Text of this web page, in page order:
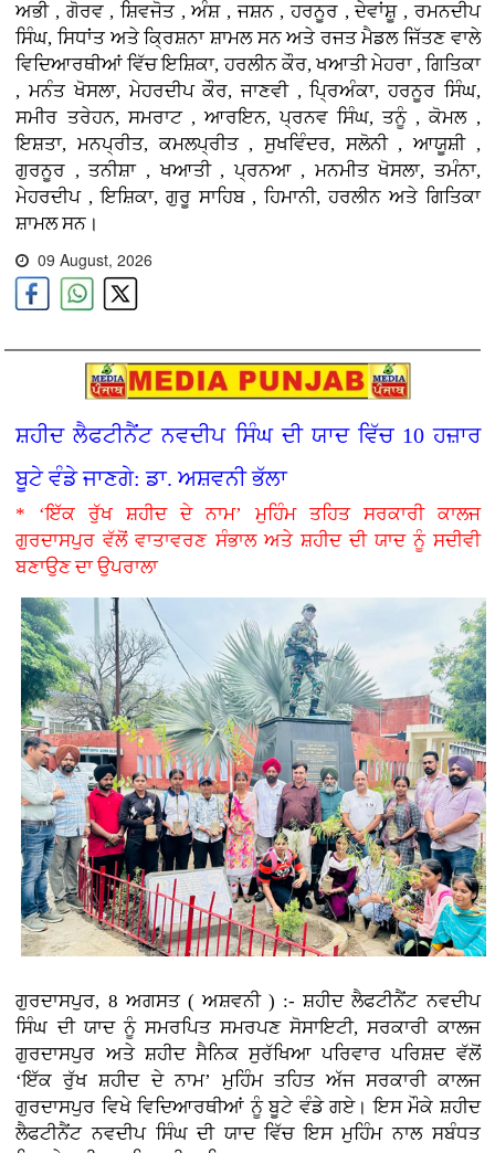
ਅਭੀ , ਗੋਰਵ , ਸ਼ਿਵਜੋਤ , ਅੰਸ਼ , ਜਸ਼ਨ , ਹਰਨੂਰ , ਦੇਵਾਂਸ਼ੂ , ਰਮਨਦੀਪ
ਸਿੰਘ, ਸਿਧਾਂਤ ਅਤੇ ਕ੍ਰਿਸ਼ਨਾ ਸ਼ਾਮਲ ਸਨ ਅਤੇ ਰਜਤ ਮੈਡਲ ਜਿੱਤਣ ਵਾਲੇ
ਵਿਦਿਆਰਥੀਆਂ ਵਿੱਚ ਇਸ਼ਿਕਾ, ਹਰਲੀਨ ਕੌਰ, ਖਆਤੀ ਮੇਹਰਾ , ਗਿਤਿਕਾ
, ਮਨੰਤ ਖੋਸਲਾ, ਮੇਹਰਦੀਪ ਕੌਰ, ਜਾਣਵੀ , ਪ੍ਰਿਅੰਕਾ, ਹਰਨੂਰ ਸਿੰਘ,
ਸਮੀਰ ਤਰੇਹਨ, ਸਮਰਾਟ , ਆਰਇਨ, ਪ੍ਰਨਵ ਸਿੰਘ, ਤਨੂੰ , ਕੋਮਲ ,
ਇਸ਼ਤਾ, ਮਨਪ੍ਰੀਤ, ਕਮਲਪ੍ਰੀਤ , ਸੁਖਵਿੰਦਰ, ਸਲੋਨੀ , ਆਯੂਸ਼ੀ ,
ਗੁਰਨੂਰ , ਤਨੀਸ਼ਾ , ਖਆਤੀ , ਪ੍ਰਨਆ , ਮਨਮੀਤ ਖੋਸਲਾ, ਤਮੰਨਾ,
ਮੇਹਰਦੀਪ , ਇਸ਼ਿਕਾ, ਗੁਰੂ ਸਾਹਿਬ , ਹਿਮਾਨੀ, ਹਰਲੀਨ ਅਤੇ ਗਿਤਿਕਾ
ਸ਼ਾਮਲ ਸਨ।
09 August, 2026
ਸ਼ਹੀਦ ਲੈਫਟੀਨੈਂਟ ਨਵਦੀਪ ਸਿੰਘ ਦੀ ਯਾਦ ਵਿੱਚ 10 ਹਜ਼ਾਰ
ਬੂਟੇ ਵੰਡੇ ਜਾਣਗੇ: ਡਾ. ਅਸ਼ਵਨੀ ਭੱਲਾ
* ‘ਇੱਕ ਰੁੱਖ ਸ਼ਹੀਦ ਦੇ ਨਾਮ’ ਮੁਹਿੰਮ ਤਹਿਤ ਸਰਕਾਰੀ ਕਾਲਜ
ਗੁਰਦਾਸਪੁਰ ਵੱਲੋਂ ਵਾਤਾਵਰਣ ਸੰਭਾਲ ਅਤੇ ਸ਼ਹੀਦ ਦੀ ਯਾਦ ਨੂੰ ਸਦੀਵੀ
ਬਣਾਉਣ ਦਾ ਉਪਰਾਲਾ
ਗੁਰਦਾਸਪੁਰ, 8 ਅਗਸਤ ( ਅਸ਼ਵਨੀ ) :-ਸ਼ਹੀਦ ਲੈਫਟੀਨੈਂਟ ਨਵਦੀਪ
ਸਿੰਘ ਦੀ ਯਾਦ ਨੂੰ ਸਮਰਪਿਤ ਸਮਰਪਣ ਸੋਸਾਇਟੀ, ਸਰਕਾਰੀ ਕਾਲਜ
ਗੁਰਦਾਸਪੁਰ ਅਤੇ ਸ਼ਹੀਦ ਸੈਨਿਕ ਸੁਰੱਖਿਆ ਪਰਿਵਾਰ ਪਰਿਸ਼ਦ ਵੱਲੋਂ
‘ਇੱਕ ਰੁੱਖ ਸ਼ਹੀਦ ਦੇ ਨਾਮ’ ਮੁਹਿੰਮ ਤਹਿਤ ਅੱਜ ਸਰਕਾਰੀ ਕਾਲਜ
ਗੁਰਦਾਸਪੁਰ ਵਿਖੇ ਵਿਦਿਆਰਥੀਆਂ ਨੂੰ ਬੂਟੇ ਵੰਡੇ ਗਏ। ਇਸ ਮੌਕੇ ਸ਼ਹੀਦ
ਲੈਫਟੀਨੈਂਟ ਨਵਦੀਪ ਸਿੰਘ ਦੀ ਯਾਦ ਵਿੱਚ ਇਸ ਮੁਹਿੰਮ ਨਾਲ ਸਬੰਧਤ